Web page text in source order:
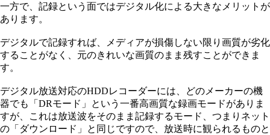
一方で、記録という面ではデジタル化による大きなメリットが
あります。
デジタルで記録すれば、メディアが損傷しない限り画質が劣化
することがなく、元のきれいな画質のまま残すことができま
す。
デジタル放送対応のHDDレコーダーには、どのメーカーの機
器でも「DRモード」という一番高画質な録画モードがありま
すが、これは放送波をそのまま記録するモード、つまりネット
の「ダウンロード」と同じですので、放送時に観られるものと